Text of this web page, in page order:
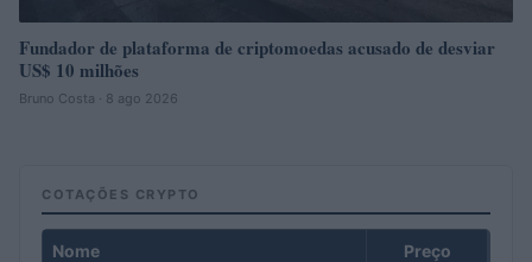
Fundador de plataforma de criptomoedas acusado de desviar
US$ 10 milhões
Bruno Costa · 8 ago 2026
COTAÇÕES CRYPTO
Nome Preço